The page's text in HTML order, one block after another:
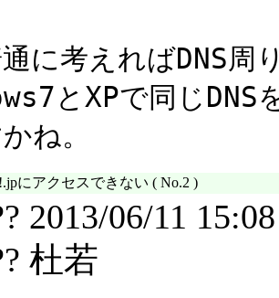
に考えればDNS周
とXPで同じDNS
ね。
にアクセスできない ( No.2 )
2013/06/11 15:08
杜若